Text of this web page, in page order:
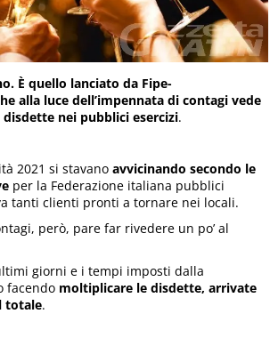
È quello lanciato da Fipe-
alla luce dell’impennata di contagi vede
nei pubblici esercizi.
2021 si stavanoavvicinando secondo le
per la Federazione italiana pubblici
tanti clienti pronti a tornare nei locali.
però, pare far rivedere un po’ al
giorni e i tempi imposti dalla
facendo moltiplicare le disdette, arrivate
totale.